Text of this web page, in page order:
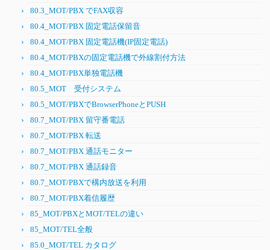
80.3_MOT/PBX でFAX収容
80.4_MOT/PBX 固定電話保留音
80.4_MOT/PBX 固定電話機(IP固定電話)
80.4_MOT/PBXの固定電話機で外線割付方法
80.4_MOT/PBX単独電話機
80.5_MOT 受付システム
80.5_MOT/PBXでBrowserPhoneとPUSH
80.7_MOT/PBX 留守番電話
80.7_MOT/PBX 転送
80.7_MOT/PBX 通話モニター
80.7_MOT/PBX 通話録音
80.7_MOT/PBXで構内放送を利用
80.7_MOT/PBX着信履歴
85_MOT/PBXとMOT/TELの違い
85_MOT/TEL全般
85.0_MOT/TEL カタログ